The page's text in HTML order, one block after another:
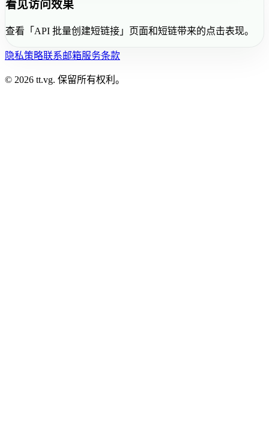
看见访问效果
查看「API 批量创建短链接」页面和短链带来的点击表现。
隐私策略联系邮箱服务条款
© 2026 tt.vg. 保留所有权利。